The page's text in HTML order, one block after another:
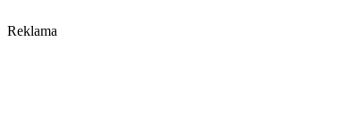
Reklama